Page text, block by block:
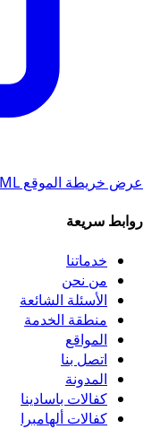
عرض خريطة الموقع XML
روابط سريعة
خدماتنا
من نحن
الأسئلة الشائعة
منطقة الخدمة
المواقع
اتصل بنا
المدونة
كفالات باسادينا
كفالات ألهامبرا